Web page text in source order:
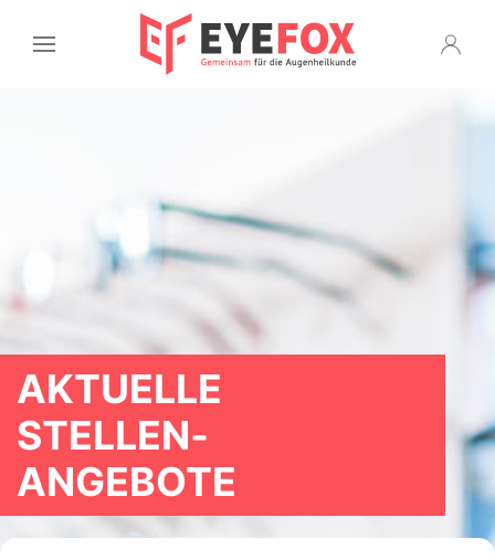
AKTUELLE
STELLEN­
ANGEBOTE